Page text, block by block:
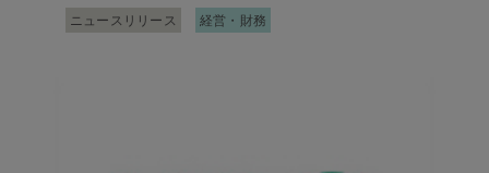
ニュースリリース 経営・財務